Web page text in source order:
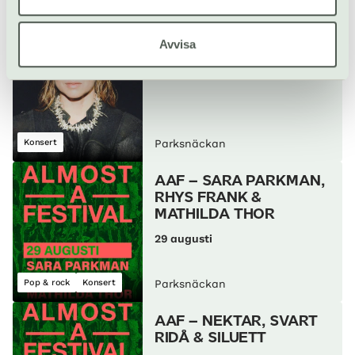
Avvisa
Konsert
SILVANA IMAM
28 augusti
Parksnäckan
Pop & rock Konsert
AAF – SARA PARKMAN,
RHYS FRANK &
MATHILDA THOR
29 augusti
Parksnäckan
AAF – NEKTAR, SVART
RIDÅ & SILUETT